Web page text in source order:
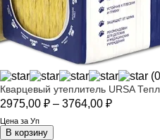
Кварцевый утеплитель URSA
2975,00 ₽ – 3764,00 ₽Диапазон
Цена за Уп
В корзину